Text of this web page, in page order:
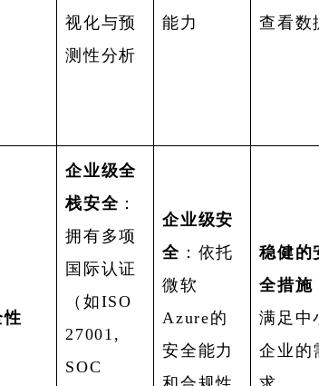
视化与预
测性分析
能力
查看数
性
企业级全
栈安全 ：
拥有多项
国际认证
（如ISO
27001,
SOC
企业级安
全 ：依托
微软
Azure的
安全能力
稳健的
全措施
满足中
企业的